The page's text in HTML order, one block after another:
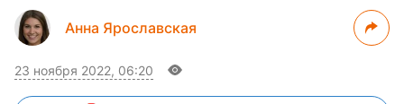
Анна Ярославская
23 ноября 2022, 06:20